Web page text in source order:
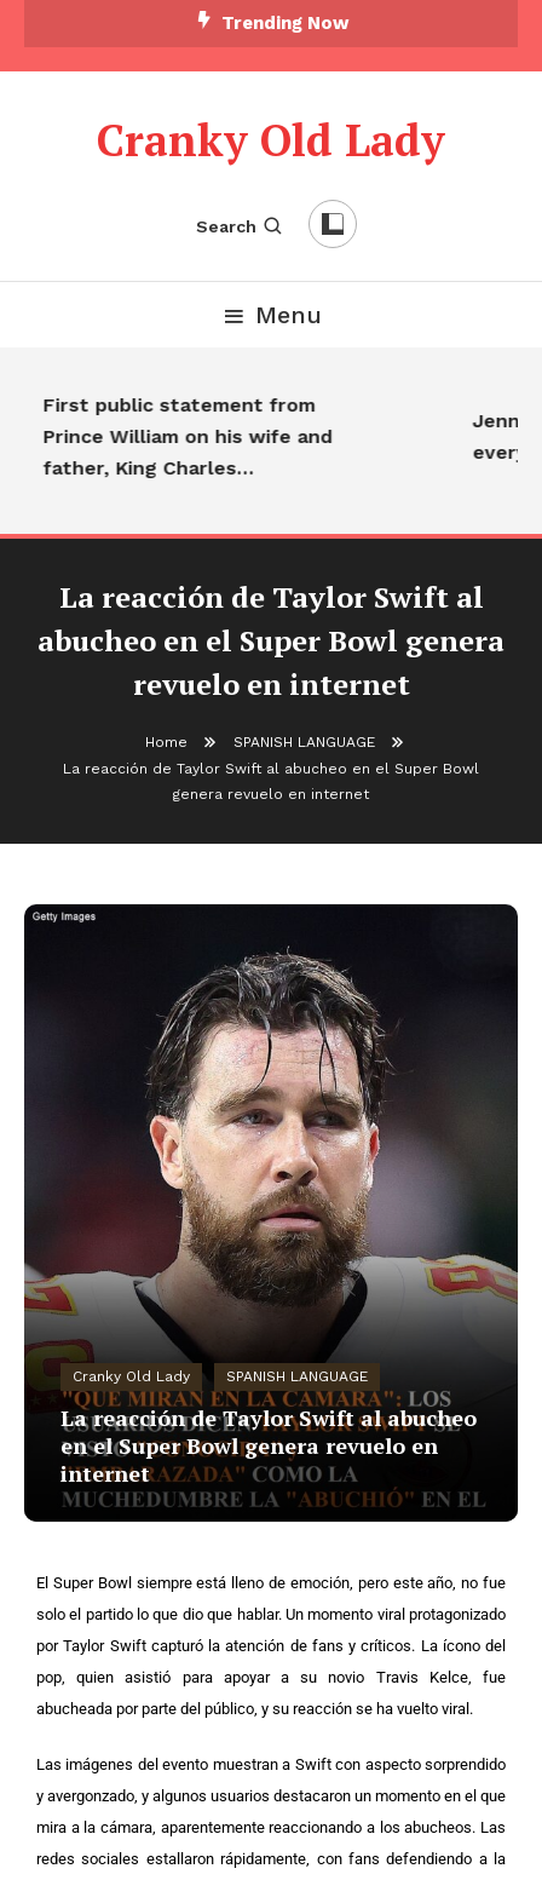
Trending Now
Cranky Old Lady
Search
Menu
First public statement from
Prince William on his wife and
father, King Charles…
La reacción de Taylor Swift al
abucheo en el Super Bowl genera
revuelo en internet
Home
SPANISH LANGUAGE
La reacción de Taylor Swift al abucheo en el Super Bowl
genera revuelo en internet
Cranky Old Lady SPANISH LANGUAGE
La reacción de Taylor Swift al abucheo
en el Super Bowl genera revuelo en
internet
El Super Bowl siempre está lleno de emoción, pero este año, no fue
solo el partido lo que dio que hablar. Un momento viral protagonizado
por Taylor Swift capturó la atención de fans y críticos. La ícono del
pop, quien asistió para apoyar a su novio Travis Kelce, fue
abucheada por parte del público, y su reacción se ha vuelto viral.
Las imágenes del evento muestran a Swift con aspecto sorprendido
y avergonzado, y algunos usuarios destacaron un momento en el que
mira a la cámara, aparentemente reaccionando a los abucheos. Las
redes sociales estallaron rápidamente, con fans defendiendo a la